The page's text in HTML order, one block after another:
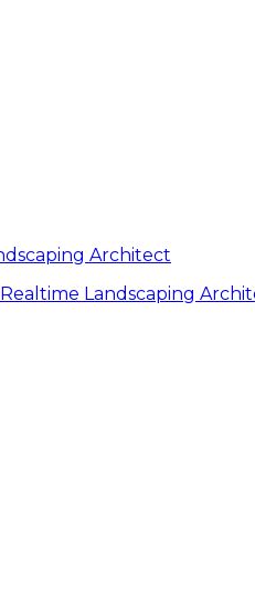
Architect
Landscaping